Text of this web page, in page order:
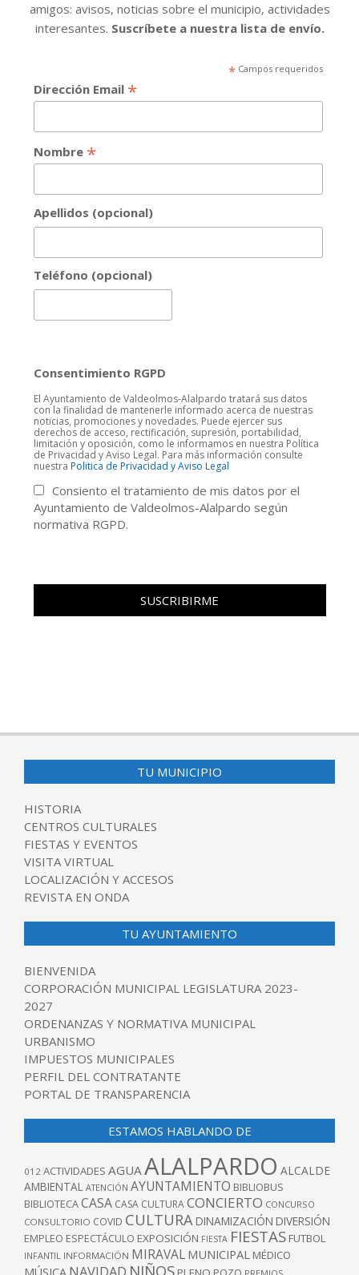
amigos: avisos, noticias sobre el municipio, actividades
interesantes. Suscríbete a nuestra lista de envío.
*Campos requeridos
Dirección Email *
Nombre *
Apellidos (opcional)
Teléfono (opcional)
Consentimiento RGPD
El Ayuntamiento de Valdeolmos-Alalpardo tratará sus datos
con la finalidad de mantenerle informado acerca de nuestras
noticias, promociones y novedades. Puede ejercer sus
derechos de acceso, rectificación, supresión, portabilidad,
limitación y oposición, como le informamos en nuestra Política
de Privacidad y Aviso Legal. Para más información consulte
nuestra Politica de Privacidad y Aviso Legal
Consiento el tratamiento de mis datos por el
Ayuntamiento de Valdeolmos-Alalpardo según
normativa RGPD.
TU MUNICIPIO
HISTORIA
CENTROS CULTURALES
FIESTAS Y EVENTOS
VISITA VIRTUAL
LOCALIZACIÓN Y ACCESOS
REVISTA EN ONDA
TU AYUNTAMIENTO
BIENVENIDA
CORPORACIÓN MUNICIPAL LEGISLATURA 2023-
2027
ORDENANZAS Y NORMATIVA MUNICIPAL
URBANISMO
IMPUESTOS MUNICIPALES
PERFIL DEL CONTRATANTE
PORTAL DE TRANSPARENCIA
ESTAMOS HABLANDO DE
012 ACTIVIDADES AGUA ALALPARDO ALCALDE
AMBIENTAL ATENCIÓN AYUNTAMIENTO BIBLIOBUS
BIBLIOTECACASA CASA CULTURACONCIERTO CONCURSO
CONSULTORIO COVID CULTURA DINAMIZACIÓN DIVERSIÓN
EMPLEO ESPECTÁCULO EXPOSICIÓN FIESTA FIESTAS FUTBOL
INFANTIL INFORMACIÓN MIRAVAL MUNICIPAL MÉDICO
MÚSICA NAVIDAD NIÑOS